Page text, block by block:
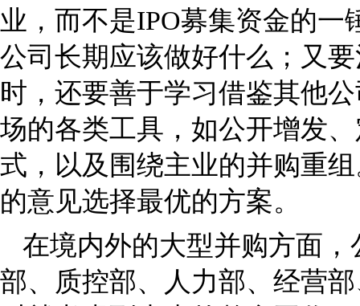
业，而不是IPO募集资金的
公司长期应该做好什么；又
时，还要善于学习借鉴其他
场的各类工具，如公开增发
式，以及围绕主业的并购重
的意见选择最优的方案。
在境内外的大型并购方面
部、质控部、人力部、经营